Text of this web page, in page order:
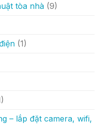
tòa nhà (9)
(1)
– lắp đặt camera, wifi,